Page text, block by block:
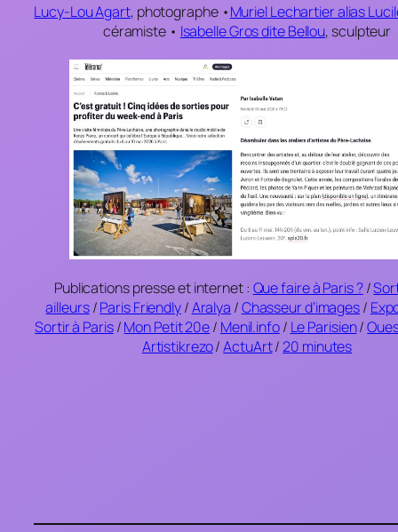
Lucy-Lou Agart, photographe•Muriel Lechartier alias
céramiste• Isabelle Gros dite Bellou, sculpteur
Publications presse et internet : Que faire à Paris ?/
ailleurs/Paris Friendly/Aralya /Chasseur d’images/
Sortir à Paris/Mon Petit 20e/ Menil.info/ Le Parisien/
Artistikrezo/ActuArt/20 minutes